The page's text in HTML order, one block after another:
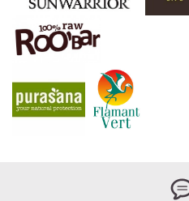
L’ALLIANCE
PERFORMANCE
Quand le chocolat rencontre
Cacao pur, café expresso et
une boisson veloutée et
Une vraie caresse
pour ne jamais peser.
journées avec goût et